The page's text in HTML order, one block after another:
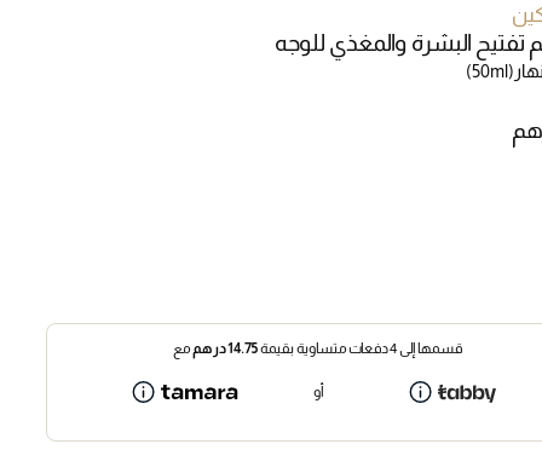
تفتيح البشرة والمغذي للوجه
(50ml)
قسمها إلى 4 دفعات متساوية بقيمة 14.75درهممع
أو